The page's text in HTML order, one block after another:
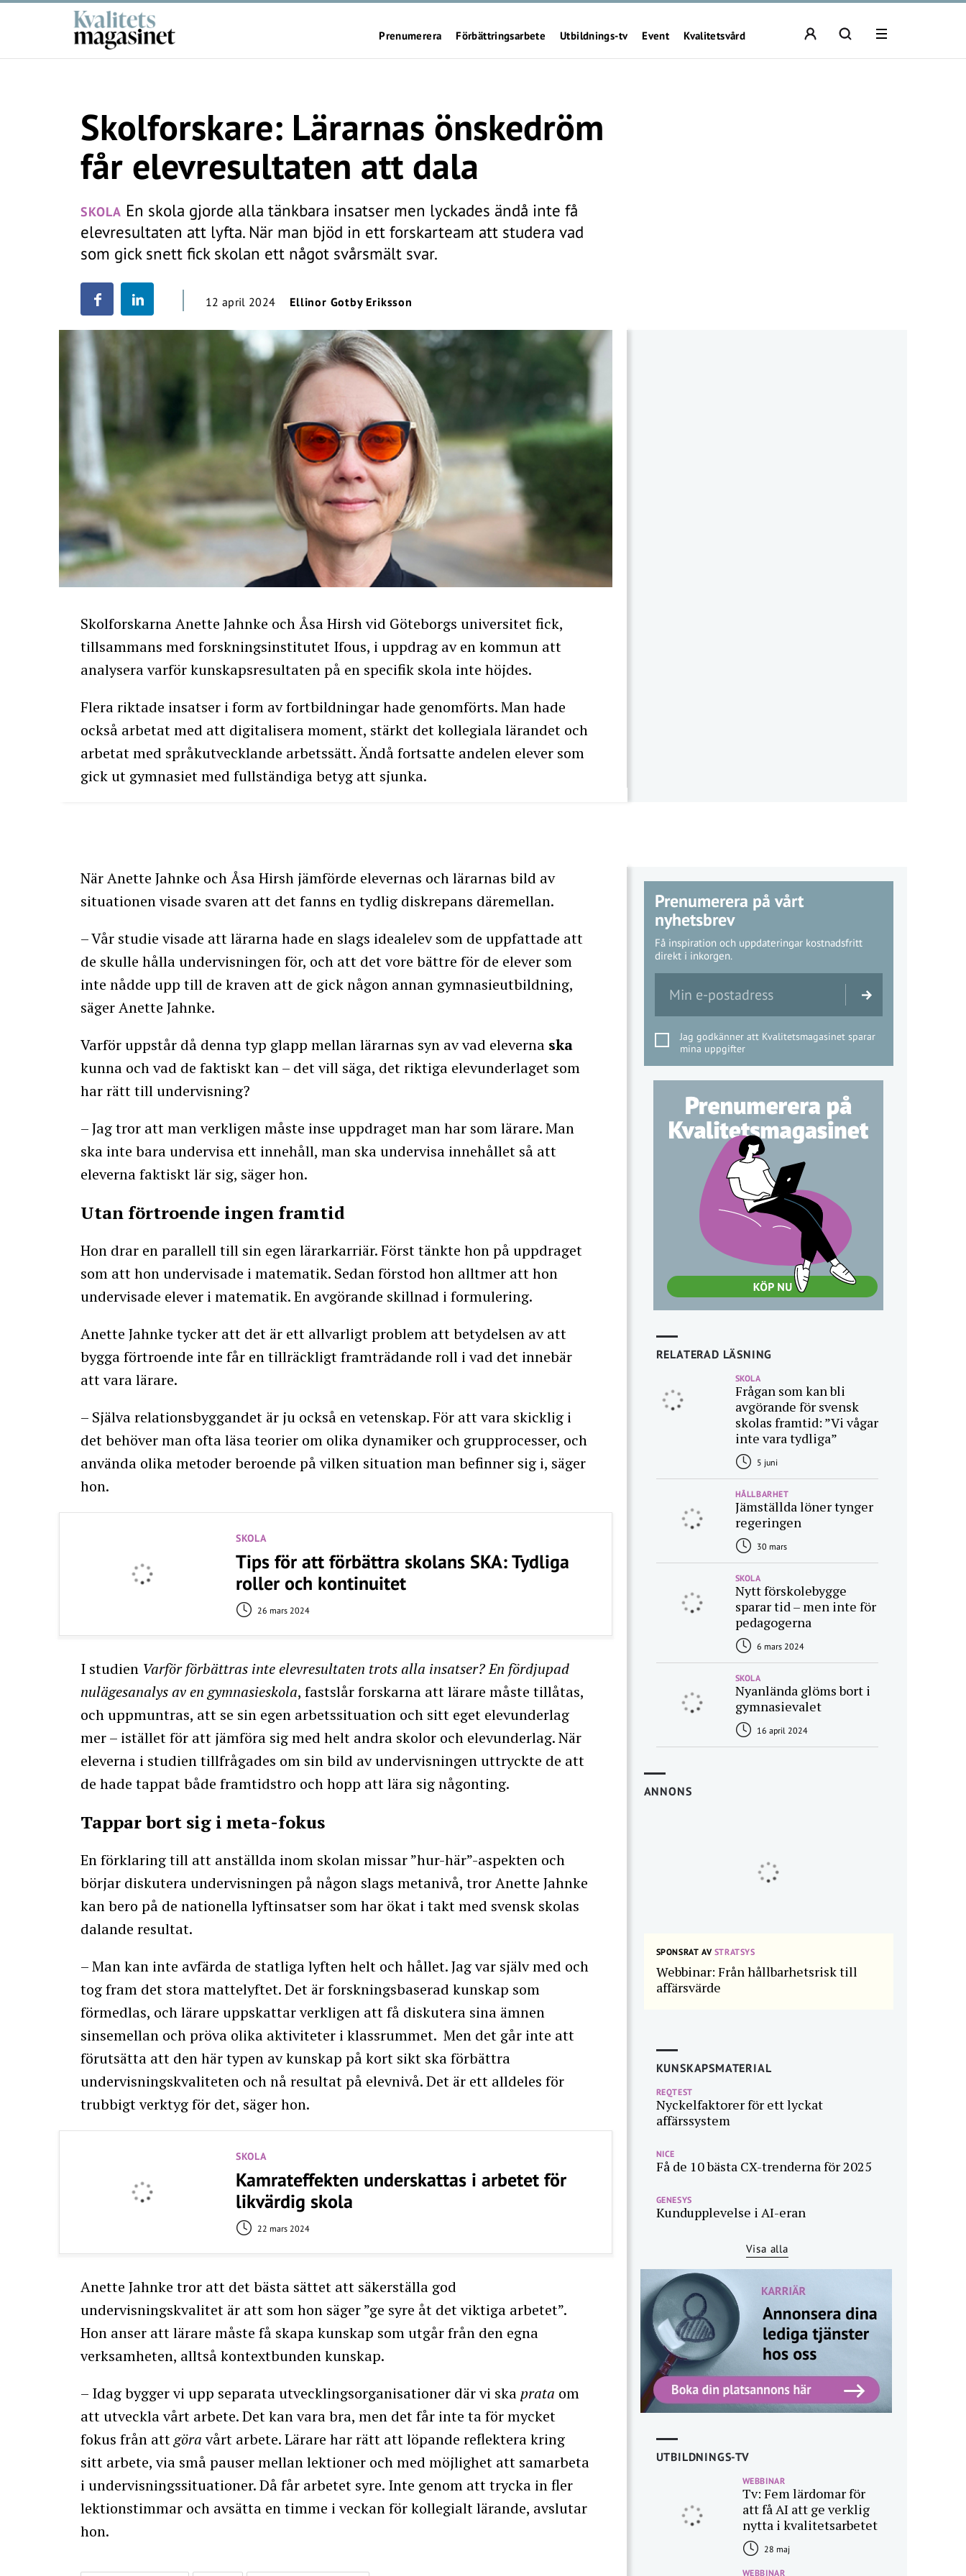
Prenumerera Förbättringsarbete Utbildnings-tv Event Kvalitetsvård
Skolforskare: Lärarnas önskedröm
får elevresultaten att dala
SKOLA En skola gjorde alla tänkbara insatser men lyckades ändå inte få
elevresultaten att lyfta. När man bjöd in ett forskarteam att studera vad
som gick snett fick skolan ett något svårsmält svar.
12 april 2024 Ellinor Gotby Eriksson
Skolforskarna Anette Jahnke och Åsa Hirsh vid Göteborgs universitet fick,
tillsammans med forskningsinstitutet Ifous, i uppdrag av en kommun att
analysera varför kunskapsresultaten på en specifik skola inte höjdes.
Flera riktade insatser i form av fortbildningar hade genomförts. Man hade
också arbetat med att digitalisera moment, stärkt det kollegiala lärandet och
arbetat med språkutvecklande arbetssätt. Ändå fortsatte andelen elever som
gick ut gymnasiet med fullständiga betyg att sjunka.
När Anette Jahnke och Åsa Hirsh jämförde elevernas och lärarnas bild av
situationen visade svaren att det fanns en tydlig diskrepans däremellan.
– Vår studie visade att lärarna hade en slags idealelev som de uppfattade att
de skulle hålla undervisningen för, och att det vore bättre för de elever som
inte nådde upp till de kraven att de gick någon annan gymnasieutbildning,
säger Anette Jahnke.
Varför uppstår då denna typ glapp mellan lärarnas syn av vad eleverna ska
kunna och vad de faktiskt kan – det vill säga, det riktiga elevunderlaget som
har rätt till undervisning?
– Jag tror att man verkligen måste inse uppdraget man har som lärare. Man
ska inte bara undervisa ett innehåll, man ska undervisa innehållet så att
eleverna faktiskt lär sig, säger hon.
Utan förtroende ingen framtid
Hon drar en parallell till sin egen lärarkarriär. Först tänkte hon på uppdraget
som att hon undervisade i matematik. Sedan förstod hon alltmer att hon
undervisade elever i matematik. En avgörande skillnad i formulering.
Anette Jahnke tycker att det är ett allvarligt problem att betydelsen av att
bygga förtroende inte får en tillräckligt framträdande roll i vad det innebär
att vara lärare.
– Själva relationsbyggandet är ju också en vetenskap. För att vara skicklig i
det behöver man ofta läsa teorier om olika dynamiker och grupprocesser, och
använda olika metoder beroende på vilken situation man befinner sig i, säger
hon.
SKOLA
Tips för att förbättra skolans SKA: Tydliga
roller och kontinuitet
26 mars 2024
I studien Varför förbättras inte elevresultaten trots alla insatser? En fördjupad
nulägesanalys av en gymnasieskola, fastslår forskarna att lärare måste tillåtas,
och uppmuntras, att se sin egen arbetssituation och sitt eget elevunderlag
mer – istället för att jämföra sig med helt andra skolor och elevunderlag. När
eleverna i studien tillfrågades om sin bild av undervisningen uttryckte de att
de hade tappat både framtidstro och hopp att lära sig någonting.
Tappar bort sig i meta-fokus
En förklaring till att anställda inom skolan missar ”hur-här”-aspekten och
börjar diskutera undervisningen på någon slags metanivå, tror Anette Jahnke
kan bero på de nationella lyftinsatser som har ökat i takt med svensk skolas
dalande resultat.
– Man kan inte avfärda de statliga lyften helt och hållet. Jag var själv med och
tog fram det stora mattelyftet. Det är forskningsbaserad kunskap som
förmedlas, och lärare uppskattar verkligen att få diskutera sina ämnen
sinsemellan och pröva olika aktiviteter i klassrummet. Men det går inte att
förutsätta att den här typen av kunskap på kort sikt ska förbättra
undervisningskvaliteten och nå resultat på elevnivå. Det är ett alldeles för
trubbigt verktyg för det, säger hon.
SKOLA
Kamrateffekten underskattas i arbetet för
likvärdig skola
22 mars 2024
Anette Jahnke tror att det bästa sättet att säkerställa god
undervisningskvalitet är att som hon säger ”ge syre åt det viktiga arbetet”.
Hon anser att lärare måste få skapa kunskap som utgår från den egna
verksamheten, alltså kontextbunden kunskap.
– Idag bygger vi upp separata utvecklingsorganisationer där vi ska prata om
att utveckla vårt arbete. Det kan vara bra, men det får inte ta för mycket
fokus från attgöravårt arbete. Lärare har rätt att löpande reflektera kring
sitt arbete, via små pauser mellan lektioner och med möjlighet att samarbeta
i undervisningssituationer. Då får arbetet syre. Inte genom att trycka in fler
lektionstimmar och avsätta en timme i veckan för kollegialt lärande, avslutar
hon.
Prenumerera på vårt
nyhetsbrev
Få inspiration och uppdateringar kostnadsfritt
direkt i inkorgen.
Jag godkänner att Kvalitetsmagasinet sparar
mina uppgifter
RELATERAD LÄSNING
SKOLA
Frågan som kan bli
avgörande för svensk
skolas framtid: ”Vi vågar
inte vara tydliga”
5 juni
HÅLLBARHET
Jämställda löner tynger
regeringen
30 mars
SKOLA
Nytt förskolebygge
sparar tid – men inte för
pedagogerna
6 mars 2024
SKOLA
Nyanlända glöms bort i
gymnasievalet
16 april 2024
ANNONS
SPONSRAT AVSTRATSYS
Webbinar: Från hållbarhetsrisk till
affärsvärde
KUNSKAPSMATERIAL
REQTEST
Nyckelfaktorer för ett lyckat
affärssystem
NICE
Få de 10 bästa CX-trenderna för 2025
GENESYS
Kundupplevelse i AI-eran
Visa alla
UTBILDNINGS-TV
WEBBINAR
Tv: Fem lärdomar för
att få AI att ge verklig
nytta i kvalitetsarbetet
28 maj
WEBBINAR